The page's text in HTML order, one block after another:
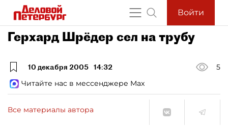
Войти
Герхард Шрёдер сел на трубу
10 декабря 2005 14:32
5
Читайте нас в мессенджере Max
Все материалы автора